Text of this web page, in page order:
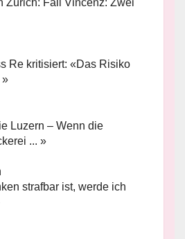
Zürich: Fall Vincenz: Zwei
Re kritisiert: «Das Risiko
»
Luzern – Wenn die
... »
strafbar ist, werde ich